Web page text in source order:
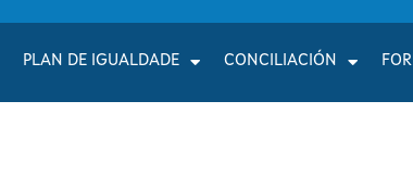
PLAN DE IGUALDADE CONCILIACIÓN